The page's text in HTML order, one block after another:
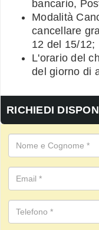
bancario,
Modalità
cancellare
12 del 15/12;
L'orario del
del giorno di
RICHIEDI